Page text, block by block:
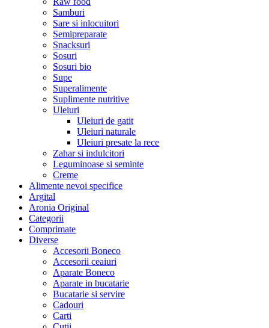
Samburi
Sare si inlocuitori
Semipreparate
Snacksuri
Sosuri
Sosuri bio
Supe
Superalimente
Suplimente nutritive
Uleiuri
Uleiuri de gatit
Uleiuri naturale
Uleiuri presate la rece
Zahar si indulcitori
Leguminoase si seminte
Creme
Alimente nevoi specifice
Argital
Aronia Original
Categorii
Comprimate
Diverse
Accesorii Boneco
Accesorii ceaiuri
Aparate Boneco
Aparate in bucatarie
Bucatarie si servire
Cadouri
Carti